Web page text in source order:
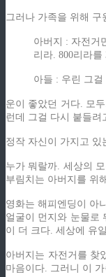
그러나 가족을 위해
아버지 : 자전거
리라. 800리라
아들 : 우린 그
운이 좋았던 거다. 모
런데 그걸 다시 붙들
정작 자신이 가지고
누가 뭐랄까. 세상의
부림치는 아버지를 위
영화는 해피엔딩이 아
얼굴이 먼지와 눈물로
이 더 크다. 세상에 유
아버지는 자전거를 찾
마음이다. 그러니 이